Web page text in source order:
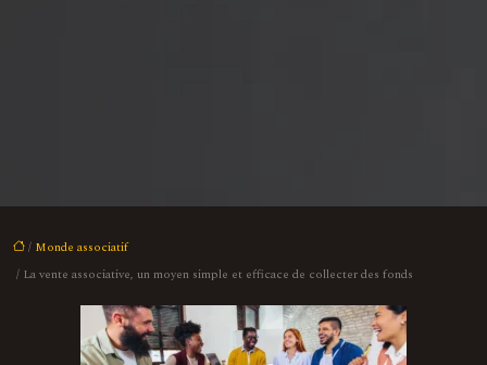
/ Monde associatif
/ La vente associative, un moyen simple et efficace de collecter des fonds